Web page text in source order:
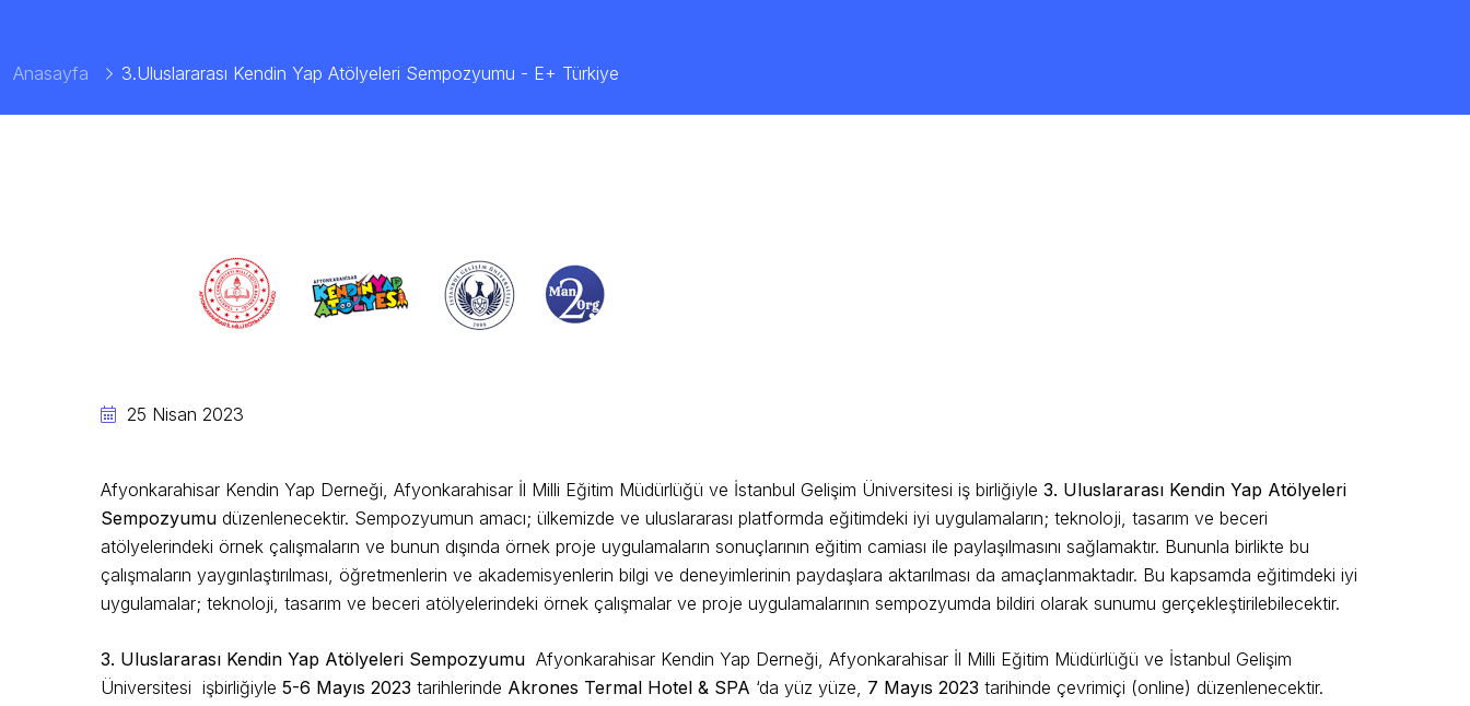
Anasayfa 3.Uluslararası Kendin Yap Atölyeleri Sempozyumu - E+ Türkiye
25 Nisan 2023
Afyonkarahisar Kendin Yap Derneği, Afyonkarahisar İl Milli Eğitim Müdürlüğü ve İstanbul Gelişim Üniversitesi iş birliğiyle 3. Uluslararası Kendin Yap Atölyeleri
Sempozyumu düzenlenecektir. Sempozyumun amacı; ülkemizde ve uluslararası platformda eğitimdeki iyi uygulamaların; teknoloji, tasarım ve beceri
atölyelerindeki örnek çalışmaların ve bunun dışında örnek proje uygulamaların sonuçlarının eğitim camiası ile paylaşılmasını sağlamaktır. Bununla birlikte bu
çalışmaların yaygınlaştırılması, öğretmenlerin ve akademisyenlerin bilgi ve deneyimlerinin paydaşlara aktarılması da amaçlanmaktadır. Bu kapsamda eğitimdeki iyi
uygulamalar; teknoloji, tasarım ve beceri atölyelerindeki örnek çalışmalar ve proje uygulamalarının sempozyumda bildiri olarak sunumu gerçekleştirilebilecektir.
3. Uluslararası Kendin Yap Atölyeleri Sempozyumu Afyonkarahisar Kendin Yap Derneği, Afyonkarahisar İl Milli Eğitim Müdürlüğü ve İstanbul Gelişim
Üniversitesi işbirliğiyle 5-6 Mayıs 2023 tarihlerinde Akrones Termal Hotel & SPA ‘da yüz yüze, 7 Mayıs 2023 tarihinde çevrimiçi (online) düzenlenecektir.